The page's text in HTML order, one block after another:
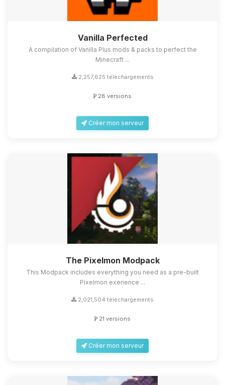
Vanilla Perfected
A compilation of Vanilla Plus mods & packs to perfect the
Minecraft ...
2,257,625 téléchargements
28 versions
Créer mon serveur
The Pixelmon Modpack
This Modpack includes everything you need as a pre-built
Pixelmon exerience ...
2,021,504 téléchargements
21 versions
Créer mon serveur